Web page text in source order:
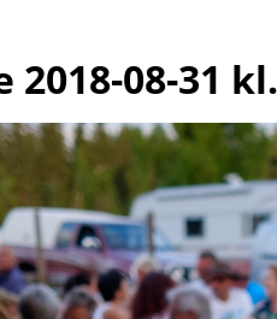
08-31